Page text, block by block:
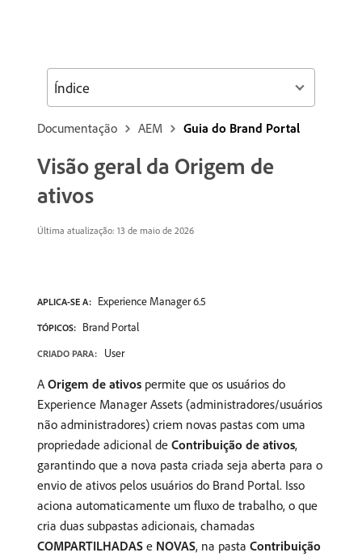
Documentação AEM Guia do Brand Portal
Visão geral da Origem de
ativos
Última atualização: 13 de maio de 2026
APLICA-SE A: Experience Manager 6.5
TÓPICOS: Brand Portal
CRIADO PARA: User
A Origem de ativos permite que os usuários do
Experience Manager Assets (administradores/usuários
não administradores) criem novas pastas com uma
propriedade adicional de Contribuição de ativos,
garantindo que a nova pasta criada seja aberta para o
envio de ativos pelos usuários do Brand Portal. Isso
aciona automaticamente um fluxo de trabalho, o que
cria duas subpastas adicionais, chamadas
COMPARTILHADAS e NOVAS, na pasta Contribuição
Índice